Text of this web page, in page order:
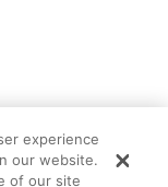
experience
our website.
of our site